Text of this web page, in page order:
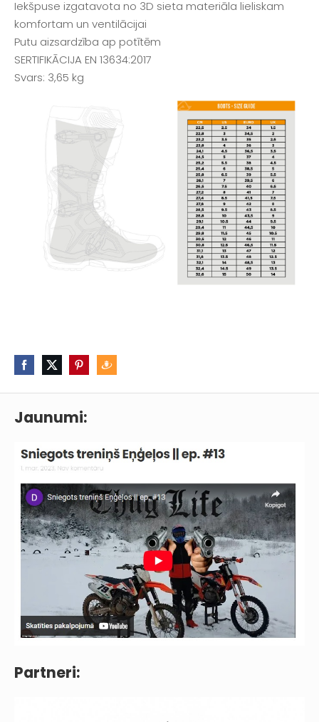
Jaunumi:
Partneri:
Iekšpuse izgatavota no 3D sieta materiāla lieliskam
komfortam un ventilācijai
Putu aizsardzība ap potītēm
SERTIFIKĀCIJA EN 13634:2017
Svars: 3,65 kg